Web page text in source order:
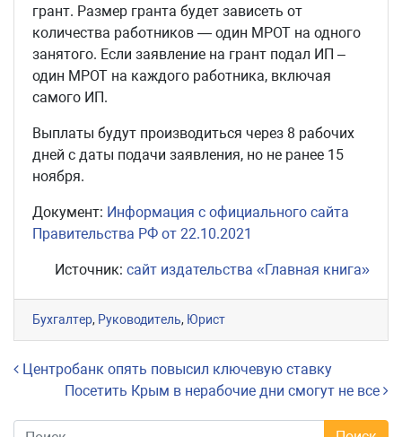
грант. Размер гранта будет зависеть от
количества работников — один МРОТ на одного
занятого. Если заявление на грант подал ИП –
один МРОТ на каждого работника, включая
самого ИП.
Выплаты будут производиться через 8 рабочих
дней с даты подачи заявления, но не ранее 15
ноября.
Документ: Информация с официального сайта
Правительства РФ от 22.10.2021
Источник: сайт издательства «Главная книга»
Бухгалтер, Руководитель, Юрист
Навигация по записям
Центробанк опять повысил ключевую ставку
Посетить Крым в нерабочие дни смогут не все